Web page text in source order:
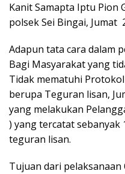
Kanit Samapta Iptu Pion
polsek Sei Bingai, Jumat
Adapun tata cara dalam
Bagi Masyarakat yang
Tidak mematuhi
berupa Teguran lisan,
yang melakukan
) yang tercatat
teguran lisan.
Tujuan dari